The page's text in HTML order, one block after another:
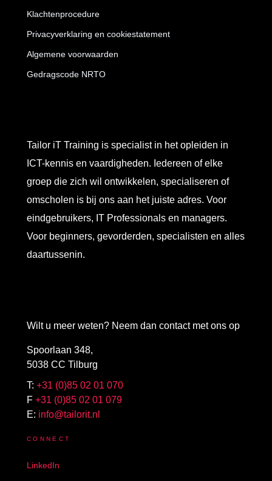
Wilt u meer weten? Neem dan contact met ons op
Spoorlaan 348,
5038 CC Tilburg
T: +31 (0)85 02 01 070
F +31 (0)85 02 01 079
E: info@tailorit.nl
CONNECT
LinkedIn
Tailor iT Training is specialist in het opleiden in
ICT-kennis en vaardigheden. Iedereen of elke
groep die zich wil ontwikkelen, specialiseren of
omscholen is bij ons aan het juiste adres. Voor
eindgebruikers, IT Professionals en managers.
Voor beginners, gevorderden, specialisten en alles
daartussenin.
Klachtenprocedure
Privacyverklaring en cookiestatement
Algemene voorwaarden
Gedragscode NRTO